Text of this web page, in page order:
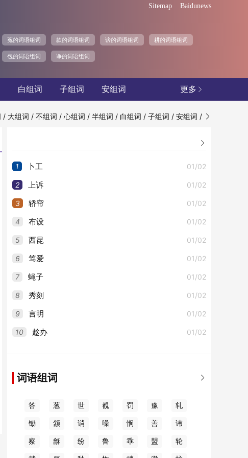
Sitemap Baidunews
菟的词语组词 款的词语组词 谤的词语组词 耕的词语组词
包的词语组词 诤的词语组词
更多 
白组词 子组词 安组词
/ 大组词 / 不组词 / 心组词 / 半组词 / 白组词 / 子组词 / 安组词 / 

1 01/02
卜工
2 01/02
上诉
3 01/02
轿帘
4 01/02
布设
5 01/02
西昆
6 01/02
笃爱
7 01/02
蝇子
8 01/02
秀刻
9 01/02
言明
10 01/02
趁办

词语组词
答 葱 世 覩 罚 豫 轧
锄 颔 诮 噪 悯 善 讳
察 龢 纷 鲁 乖 盟 轮